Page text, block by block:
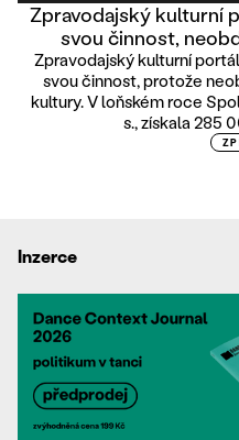
Zpravodajský kulturní
svou činnost,
Zpravodajský kulturní
svou činnost, protože
kultury. V loňském roce
s., získala 285
Inzerce